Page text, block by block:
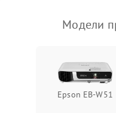
Модели
Epson EB-W51